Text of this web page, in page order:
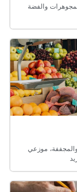
والفضة
موزعي